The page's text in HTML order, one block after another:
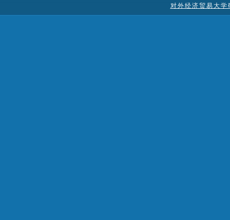
对外经济贸易大学